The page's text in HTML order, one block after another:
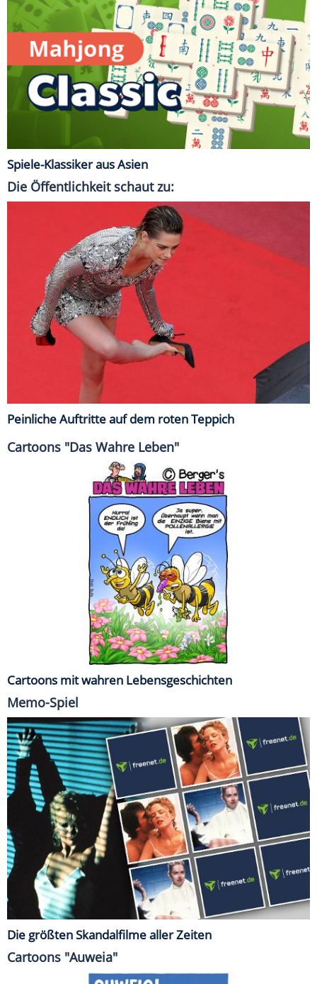
Spiele-Klassiker aus Asien
Die Öffentlichkeit schaut zu:
Peinliche Auftritte auf dem roten Teppich
Cartoons "Das Wahre Leben"
Cartoons mit wahren Lebensgeschichten
Memo-Spiel
Die größten Skandalfilme aller Zeiten
Cartoons "Auweia"